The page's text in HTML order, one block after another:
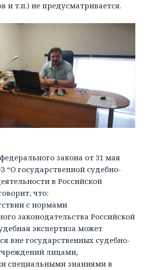
и т.п.) не предусматривается.
закона от 31 мая
“О государственной судебно-
в Российской
что:
с нормами
законодательства Российской
экспертиза может
вне государственных судебно-
лицами,
специальными знаниями в